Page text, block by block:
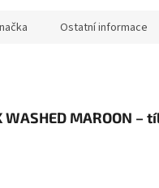
Ostatní informace
WASHED MAROON